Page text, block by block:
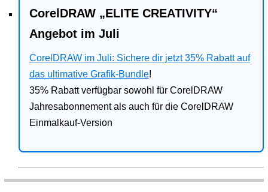
CorelDRAW „ELITE CREATIVITY“
Angebot im Juli
CorelDRAW im Juli: Sichere dir jetzt 35% Rabatt auf
das ultimative Grafik-Bundle!
35% Rabatt verfügbar sowohl für CorelDRAW
Jahresabonnement als auch für die CorelDRAW
Einmalkauf-Version